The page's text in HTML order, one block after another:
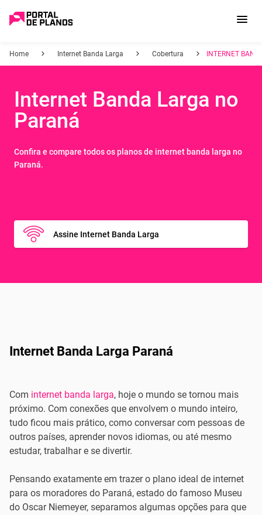
Home Internet Banda Larga Cobertura INTERNET
Internet Banda Larga no
Paraná
Confira e compare todos os planos de internet banda larga no
Paraná.
Assine Internet Banda Larga
Internet Banda Larga Paraná
Com internet banda larga, hoje o mundo se tornou mais
próximo. Com conexões que envolvem o mundo inteiro,
tudo ficou mais prático, como conversar com pessoas de
outros países, aprender novos idiomas, ou até mesmo
estudar, trabalhar e se divertir.
Pensando exatamente em trazer o plano ideal de internet
para os moradores do Paraná, estado do famoso Museu
do Oscar Niemeyer, separamos algumas opções para que